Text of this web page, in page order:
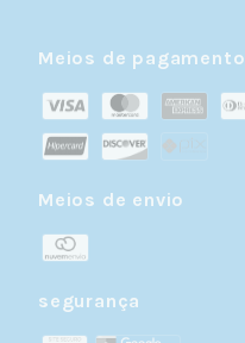
Meios de pagamento
Meios de envio
segurança